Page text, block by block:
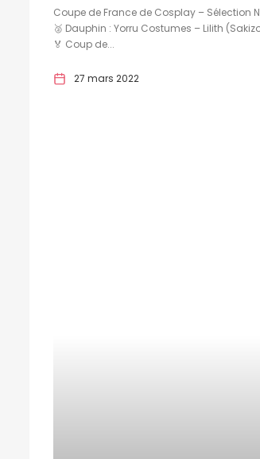
Coupe de France de Cosplay – Sélection
🥈 Dauphin : Yorru Costumes – Lilith
🏅 Coup de...
27 mars 2022